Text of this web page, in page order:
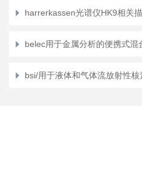
harrerkassen光谱仪HK9相关